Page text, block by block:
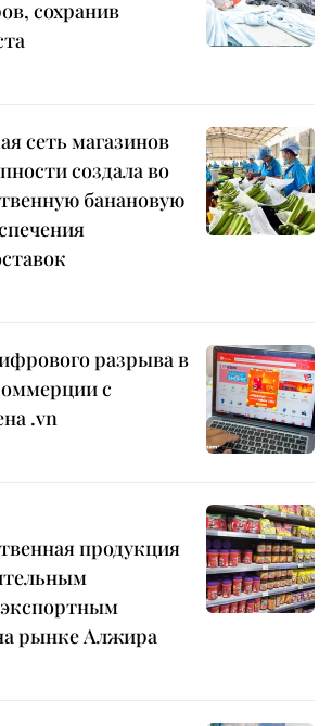
сохранив
сеть магазинов
создала во
банановую
разрыва в
с
.vn
продукция
рынке Алжира